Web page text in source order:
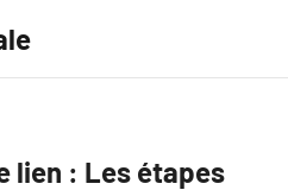
lien : Les étapes